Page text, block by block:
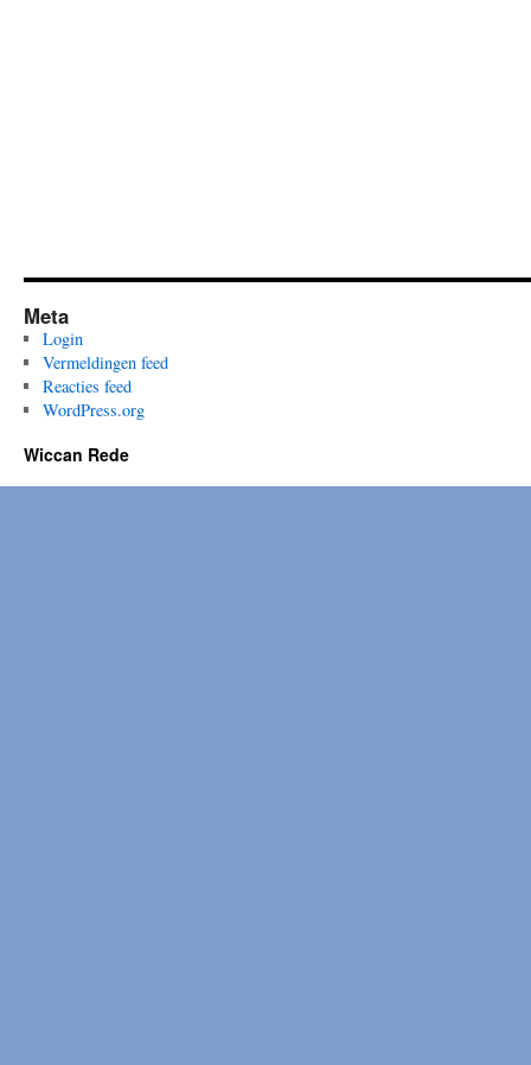
Meta
Login
Vermeldingen feed
Reacties feed
WordPress.org
Wiccan Rede